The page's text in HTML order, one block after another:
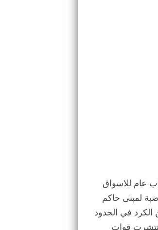
اقليم كردستان الإيراني يوم 5/9/2017، إضراب عام للاسواق
لمبنى حاكم
الكرد في الحدود
قوات